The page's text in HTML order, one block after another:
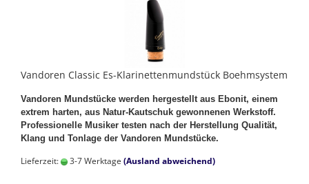
Vandoren Classic Es-Klarinettenmundstück Boehmsystem
Vandoren Mundstücke werden hergestellt aus Ebonit, einem
extrem harten, aus Natur-Kautschuk gewonnenen Werkstoff.
Professionelle Musiker testen nach der Herstellung Qualität,
Klang und Tonlage der Vandoren Mundstücke.
Lieferzeit: 3-7 Werktage (Ausland abweichend)